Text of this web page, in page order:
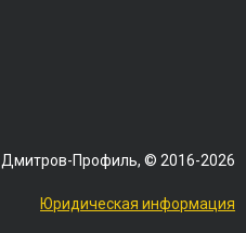
Дмитров-Профиль, © 2016-2026
Юридическая информация